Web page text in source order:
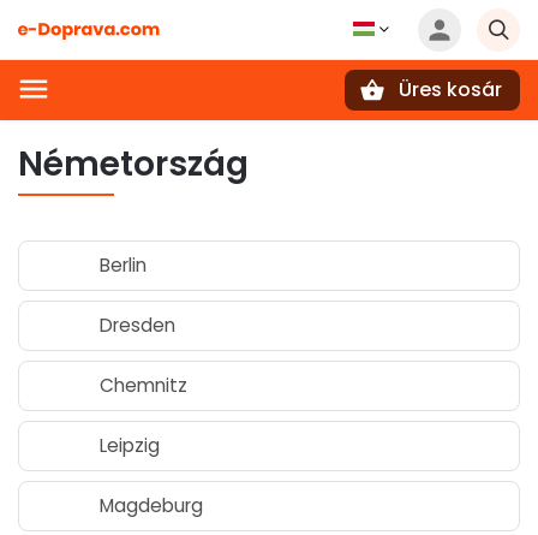
Üres kosár
Németország
Berlin
Dresden
Chemnitz
Leipzig
Magdeburg